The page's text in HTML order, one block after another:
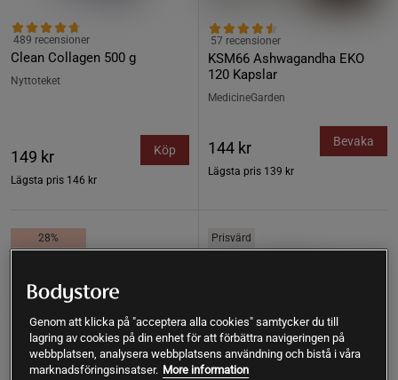
Clean Collagen 500 g
489 recensioner
Nyttoteket
149 kr
Lägsta pris 146 kr
Köp
KSM66 Ashwagandha EKO
120 Kapslar
57 recensioner
MedicineGarden
144 kr
Lägsta pris 139 kr
Bevaka
28% Prisvärd
Genom att klicka på "acceptera alla cookies" samtycker du till
lagring av cookies på din enhet för att förbättra navigeringen på
webbplatsen, analysera webbplatsens användning och bistå i våra
marknadsföringsinsatser. More information